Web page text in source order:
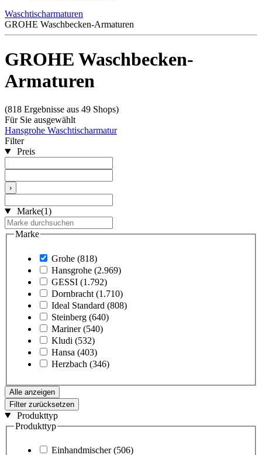
Waschtischarmaturen
GROHE Waschbecken-Armaturen
GROHE Waschbecken-
Armaturen
(818 Ergebnisse aus 49 Shops)
Für Sie ausgewählt
Hansgrohe Waschtischarmatur
Filter
Preis
›
Marke(1)
Marke
Grohe (818)
Hansgrohe (2.969)
GESSI (1.792)
Dornbracht (1.710)
Ideal Standard (808)
Steinberg (640)
Mariner (540)
Kludi (532)
Hansa (403)
Herzbach (346)
Alle anzeigen
Filter zurücksetzen
Produkttyp
Produkttyp
Einhandmischer (506)